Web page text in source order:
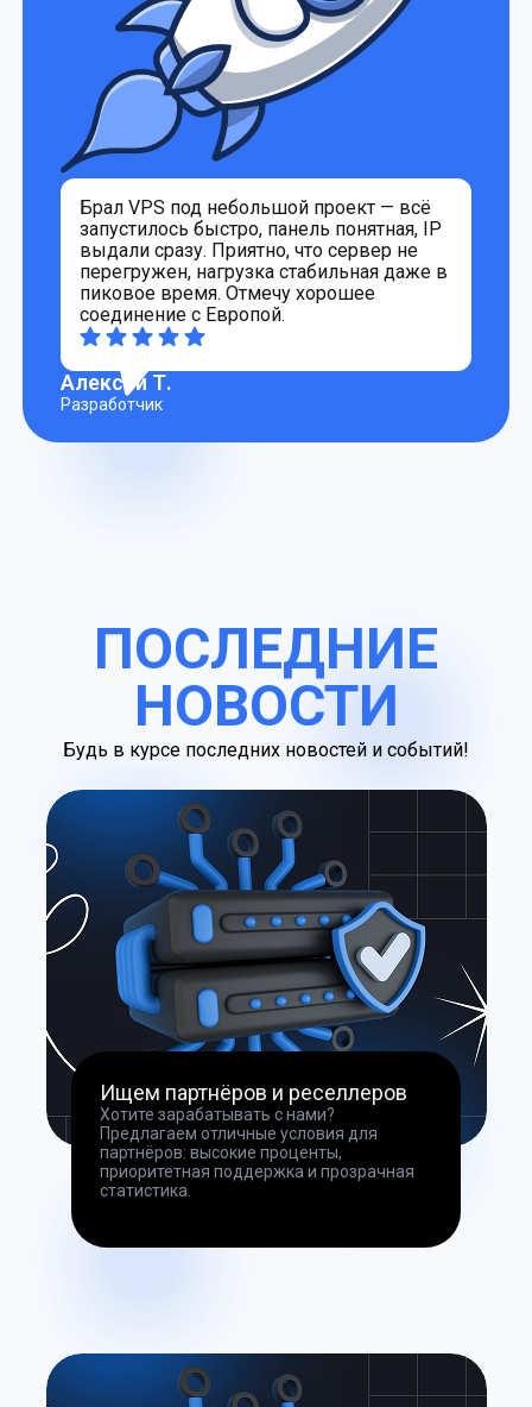
Брал VPS под небольшой проект — всё
запустилось быстро, панель понятная, IP
выдали сразу. Приятно, что сервер не
перегружен, нагрузка стабильная даже в
пиковое время. Отмечу хорошее
соединение с Европой.
Алексей Т.
Разработчик
ПОСЛЕДНИЕ
НОВОСТИ
Будь в курсе последних новостей и событий!
Ищем партнёров и реселлеров
Хотите зарабатывать с нами?
Предлагаем отличные условия для
партнёров: высокие проценты,
приоритетная поддержка и прозрачная
статистика.